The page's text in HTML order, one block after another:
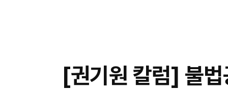
[권기원 칼럼] 불